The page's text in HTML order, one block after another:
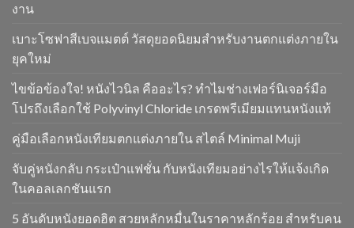
งาน
เบาะโซฟาสีเบจแมตต์ วัสดุยอดนิยมสำหรับงานตกแต่งภายใน
ยุคใหม่
ไขข้อข้องใจ! หนังไวนิล คืออะไร? ทำไมช่างเฟอร์นิเจอร์มือ
โปรถึงเลือกใช้ Polyvinyl Chloride เกรดพรีเมียมแทนหนังแท้
คู่มือเลือกหนังเทียมตกแต่งภายใน สไตล์ Minimal Muji
จับคู่หนังกลับ กระเป๋าแฟชั่น กับหนังเทียมอย่างไรให้แจ้งเกิด
ในคอลเลกชันแรก
5 อันดับหนังยอดฮิต สวยหลักหมื่นในราคาหลักร้อย สำหรับคน